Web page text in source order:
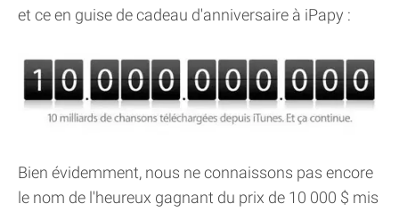
et ce en guise de cadeau d'anniversaire à iPapy :
Bien évidemment, nous ne connaissons pas encore
le nom de l'heureux gagnant du prix de 10 000 $ mis